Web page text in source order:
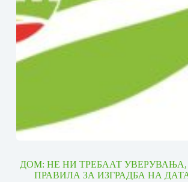
ДОМ: НЕ НИ ТРЕБААТ УВЕРУВАЊА,
ПРАВИЛА ЗА ИЗГРАДБА НА